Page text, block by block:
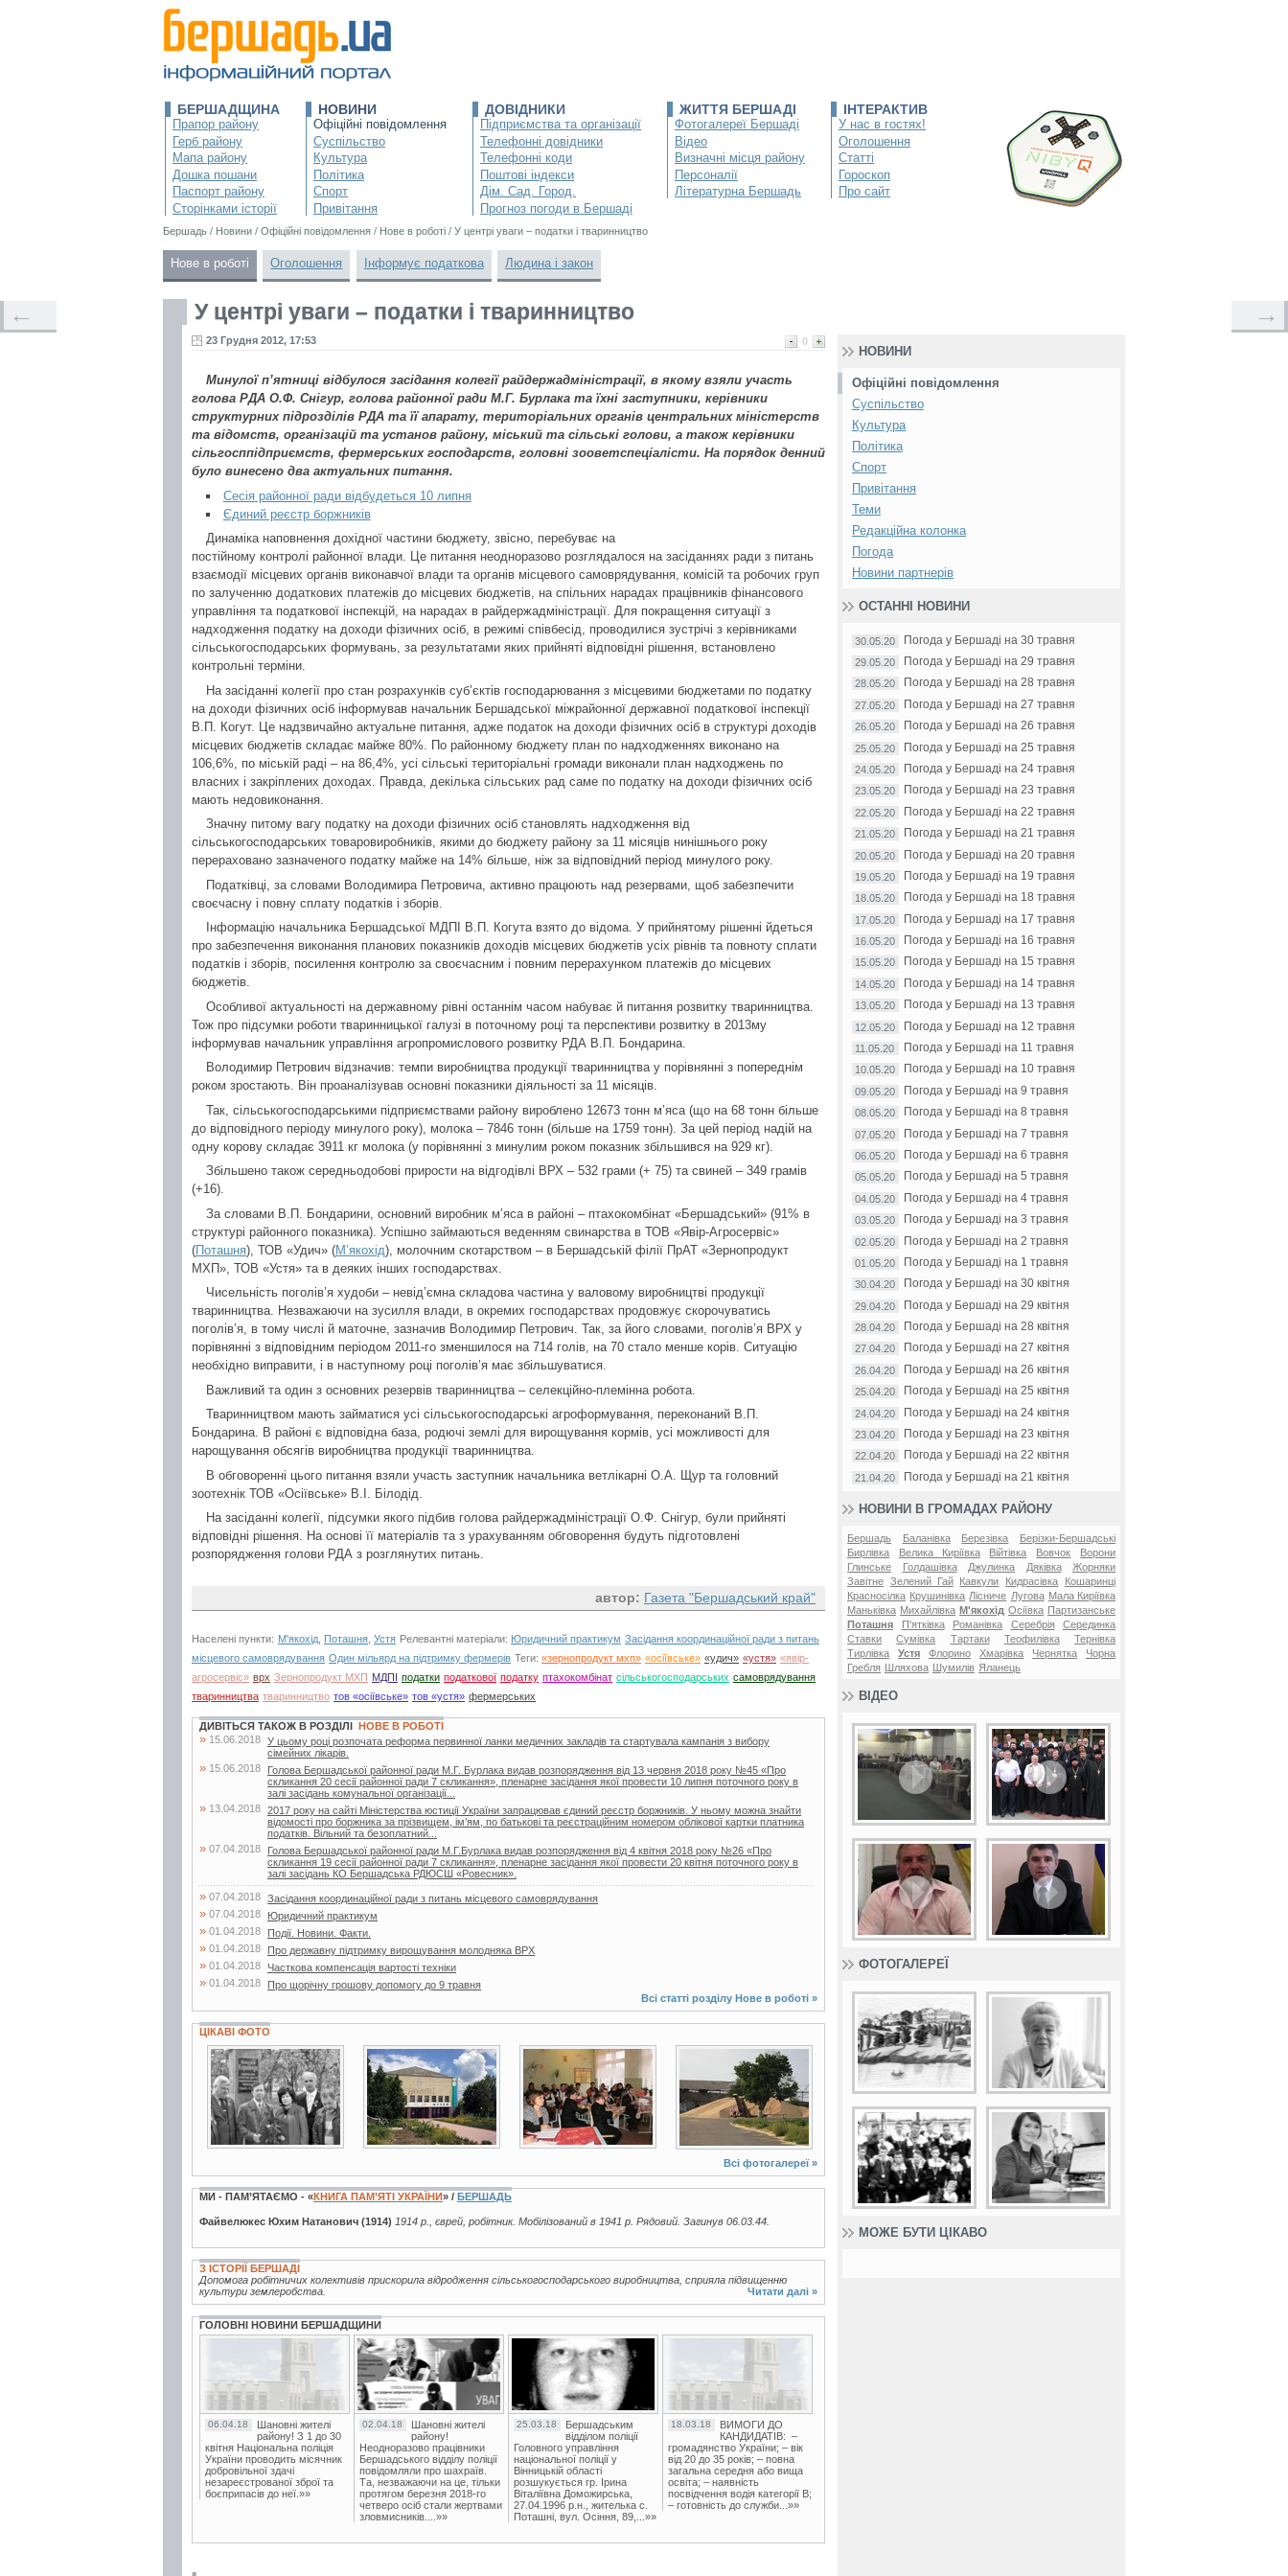
БЕРШАДЩИНА
Прапор району
Герб району
Мапа району
Дошка пошани
Паспорт району
Сторінками історії
НОВИНИ
Офіційні повідомлення
Суспільство
Культура
Політика
Спорт
Привітання
ДОВІДНИКИ
Підприємства та організації
Телефонні довідники
Телефонні коди
Поштові індекси
Дім. Сад. Город.
Прогноз погоди в Бершаді
ЖИТТЯ БЕРШАДІ
Фотогалереї Бершаді
Відео
Визначні місця району
Персоналії
Літературна Бершадь
ІНТЕРАКТИВ
У нас в гостях!
Оголошення
Статті
Гороскоп
Про сайт
Бершадь / Новини / Офіційні повідомлення / Нове в роботі / У центрі уваги – податки і тваринництво
Нове в роботі Оголошення Інформує податкова Людина і закон
У центрі уваги – податки і тваринництво
0
23 Грудня 2012, 17:53
Минулої п’ятниці відбулося засідання колегії райдержадміністрації, в якому взяли участь
голова РДА О.Ф. Снігур, голова районної ради М.Г. Бурлака та їхні заступники, керівники
структурних підрозділів РДА та її апарату, територіальних органів центральних міністерств
та відомств, організацій та установ району, міський та сільські голови, а також керівники
сільгосппідприємств, фермерських господарств, головні зооветспеціалісти. На порядок денний
було винесено два актуальних питання.
Сесія районної ради відбудеться 10 липня
Єдиний реєстр боржників
Динаміка наповнення дохідної частини бюджету, звісно, перебуває на
постійному контролі районної влади. Це питання неодноразово розглядалося на засіданнях ради з питань
взаємодії місцевих органів виконавчої влади та органів місцевого самоврядування, комісій та робочих груп
по залученню додаткових платежів до місцевих бюджетів, на спільних нарадах працівників фінансового
управління та податкової інспекцій, на нарадах в райдержадміністрації. Для покращення ситуації з
надходження податку на доходи фізичних осіб, в режимі співбесід, проводилися зустрічі з керівниками
сільськогосподарських формувань, за результатами яких прийняті відповідні рішення, встановлено
контрольні терміни.
На засіданні колегії про стан розрахунків суб’єктів господарювання з місцевими бюджетами по податку
на доходи фізичних осіб інформував начальник Бершадської міжрайонної державної податкової інспекції
В.П. Когут. Це надзвичайно актуальне питання, адже податок на доходи фізичних осіб в структурі доходів
місцевих бюджетів складає майже 80%. По районному бюджету план по надходженнях виконано на
106,6%, по міській раді – на 86,4%, усі сільські територіальні громади виконали план надходжень по
власних і закріплених доходах. Правда, декілька сільських рад саме по податку на доходи фізичних осіб
мають недовиконання.
Значну питому вагу податку на доходи фізичних осіб становлять надходження від
сільськогосподарських товаровиробників, якими до бюджету району за 11 місяців нинішнього року
перераховано зазначеного податку майже на 14% більше, ніж за відповідний період минулого року.
Податківці, за словами Володимира Петровича, активно працюють над резервами, щоб забезпечити
своєчасну і повну сплату податків і зборів.
Інформацію начальника Бершадської МДПІ В.П. Когута взято до відома. У прийнятому рішенні йдеться
про забезпечення виконання планових показників доходів місцевих бюджетів усіх рівнів та повноту сплати
податків і зборів, посилення контролю за своєчасним і повним перерахунком платежів до місцевих
бюджетів.
Особливої актуальності на державному рівні останнім часом набуває й питання розвитку тваринництва.
Тож про підсумки роботи тваринницької галузі в поточному році та перспективи розвитку в 2013му
інформував начальник управління агропромислового розвитку РДА В.П. Бондарина.
Володимир Петрович відзначив: темпи виробництва продукції тваринництва у порівнянні з попереднім
роком зростають. Він проаналізував основні показники діяльності за 11 місяців.
Так, сільськогосподарськими підприємствами району вироблено 12673 тонн м’яса (що на 68 тонн більше
до відповідного періоду минулого року), молока – 7846 тонн (більше на 1759 тонн). За цей період надій на
одну корову складає 3911 кг молока (у порівнянні з минулим роком показник збільшився на 929 кг).
Збільшено також середньодобові прирости на відгодівлі ВРХ – 532 грами (+ 75) та свиней – 349 грамів
(+16).
За словами В.П. Бондарини, основний виробник м’яса в районі – птахокомбінат «Бершадський» (91% в
структурі районного показника). Успішно займаються веденням свинарства в ТОВ «Явір-Агросервіс»
(Поташня), ТОВ «Удич» (М’якохід), молочним скотарством – в Бершадській філії ПрАТ «Зернопродукт
МХП», ТОВ «Устя» та в деяких інших господарствах.
Чисельність поголів’я худоби – невід’ємна складова частина у валовому виробництві продукції
тваринництва. Незважаючи на зусилля влади, в окремих господарствах продовжує скорочуватись
поголів’я, в тому числі й маточне, зазначив Володимир Петрович. Так, за його словами, поголів’я ВРХ у
порівнянні з відповідним періодом 2011-го зменшилося на 714 голів, на 70 стало менше корів. Ситуацію
необхідно виправити, і в наступному році поголів’я має збільшуватися.
Важливий та один з основних резервів тваринництва – селекційно-племінна робота.
Тваринництвом мають займатися усі сільськогосподарські агроформування, переконаний В.П.
Бондарина. В районі є відповідна база, родючі землі для вирощування кормів, усі можливості для
нарощування обсягів виробництва продукції тваринництва.
В обговоренні цього питання взяли участь заступник начальника ветлікарні О.А. Щур та головний
зоотехнік ТОВ «Осіївське» В.І. Білодід.
На засіданні колегії, підсумки якого підбив голова райдержадміністрації О.Ф. Снігур, були прийняті
відповідні рішення. На основі її матеріалів та з урахуванням обговорення будуть підготовлені
розпорядження голови РДА з розглянутих питань.
автор: Газета "Бершадський край"
Населені пункти: М'якохід Поташня Устя Релевантні матеріали: Юридичний практикум Засідання координаційної ради з питань
місцевого самоврядування Один мільярд на підтримку фермерів Теги: «зернопродукт мхп» «осіївське» «удич» «устя» «явір-
агросервіс» врх Зернопродукт МХП МДПІ податки податкової податку птахокомбінат сільськогосподарських самоврядування
тваринництва тваринництво тов «осіївське» тов «устя» фермерських
← →
ДИВІТЬСЯ ТАКОЖ В РОЗДІЛІ НОВЕ В РОБОТІ
» 15.06.2018 У цьому році розпочата реформа первинної ланки медичних закладів та стартувала кампанія з вибору
сімейних лікарів.
» 15.06.2018
Голова Бершадської районної ради М.Г. Бурлака видав розпорядження від 13 червня 2018 року №45 «Про
скликання 20 сесії районної ради 7 скликання», пленарне засідання якої провести 10 липня поточного року в
залі засідань комунальної організації...
» 13.04.2018 2017 року на сайті Міністерства юстиції України запрацював єдиний реєстр боржників. У ньому можна знайти
відомості про боржника за прізвищем, ім’ям, по батькові та реєстраційним номером облікової картки платника
податків. Вільний та безоплатний...
» 07.04.2018
Голова Бершадської районної ради М.Г.Бурлака видав розпорядження від 4 квітня 2018 року №26 «Про
скликання 19 сесії районної ради 7 скликання», пленарне засідання якої провести 20 квітня поточного року в
залі засідань КО Бершадська РДЮСШ «Ровесник».
» 07.04.2018 Засідання координаційної ради з питань місцевого самоврядування
» 07.04.2018 Юридичний практикум
» 01.04.2018 Події. Новини. Факти.
» 01.04.2018 Про державну підтримку вирощування молодняка ВРХ
» 01.04.2018 Часткова компенсація вартості техніки
» 01.04.2018
Про щорічну грошову допомогу до 9 травня
Всі статті розділу Нове в роботі »
ЦІКАВІ ФОТО
2 фото 7 фото 3 фото
Всі фотогалереї »
МИ - ПАМ’ЯТАЄМО - «КНИГА ПАМ’ЯТІ УКРАЇНИ» / БЕРШАДЬ
Файвелюкес Юхим Натанович (1914) 1914 р., єврей, робітник. Мобілізований в 1941 р. Рядовий. Загинув 06.03.44.
З ІСТОРІЇ БЕРШАДІ
Допомога робітничих колективів прискорила відродження сільськогосподарського виробництва, сприяла підвищенню
культури землеробства.
Читати далі »
ГОЛОВНІ НОВИНИ БЕРШАДЩИНИ
06.04.18
Шановні жителі
району! З 1 до 30
квітня Національна поліція
України проводить місячник
добровільної здачі
незареєстрованої зброї та
боєприпасів до неї.»»
02.04.18
Шановні жителі
району!
Неодноразово працівники
Бершадського відділу поліції
повідомляли про шахраїв.
Та, незважаючи на це, тільки
протягом березня 2018-го
четверо осіб стали жертвами
зловмисників....»»
25.03.18
Бершадським
відділом поліції
Головного управління
національної поліції у
Вінницькій області
розшукується гр. Ірина
Віталіївна Доможирська,
27.04.1996 р.н., жителька с.
Поташні, вул. Осіння, 89,...»»
18.03.18
ВИМОГИ ДО
КАНДИДАТІВ: –
громадянство України; – вік
від 20 до 35 років; – повна
загальна середня або вища
освіта; – наявність
посвідчення водія категорії В;
– готовність до служби...»»
НОВИНИ
Офіційні повідомлення
Суспільство
Культура
Політика
Спорт
Привітання
Теми
Редакційна колонка
Погода
Новини партнерів
ОСТАННІ НОВИНИ
30.05.20 Погода у Бершаді на 30 травня
29.05.20 Погода у Бершаді на 29 травня
28.05.20 Погода у Бершаді на 28 травня
27.05.20 Погода у Бершаді на 27 травня
26.05.20 Погода у Бершаді на 26 травня
25.05.20 Погода у Бершаді на 25 травня
24.05.20 Погода у Бершаді на 24 травня
23.05.20 Погода у Бершаді на 23 травня
22.05.20 Погода у Бершаді на 22 травня
21.05.20 Погода у Бершаді на 21 травня
20.05.20 Погода у Бершаді на 20 травня
19.05.20 Погода у Бершаді на 19 травня
18.05.20 Погода у Бершаді на 18 травня
17.05.20 Погода у Бершаді на 17 травня
16.05.20 Погода у Бершаді на 16 травня
15.05.20 Погода у Бершаді на 15 травня
14.05.20 Погода у Бершаді на 14 травня
13.05.20 Погода у Бершаді на 13 травня
12.05.20 Погода у Бершаді на 12 травня
11.05.20 Погода у Бершаді на 11 травня
10.05.20 Погода у Бершаді на 10 травня
09.05.20 Погода у Бершаді на 9 травня
08.05.20 Погода у Бершаді на 8 травня
07.05.20 Погода у Бершаді на 7 травня
06.05.20 Погода у Бершаді на 6 травня
05.05.20 Погода у Бершаді на 5 травня
04.05.20 Погода у Бершаді на 4 травня
03.05.20 Погода у Бершаді на 3 травня
02.05.20 Погода у Бершаді на 2 травня
01.05.20 Погода у Бершаді на 1 травня
30.04.20 Погода у Бершаді на 30 квітня
29.04.20 Погода у Бершаді на 29 квітня
28.04.20 Погода у Бершаді на 28 квітня
27.04.20 Погода у Бершаді на 27 квітня
26.04.20 Погода у Бершаді на 26 квітня
25.04.20 Погода у Бершаді на 25 квітня
24.04.20 Погода у Бершаді на 24 квітня
23.04.20 Погода у Бершаді на 23 квітня
22.04.20 Погода у Бершаді на 22 квітня
21.04.20 Погода у Бершаді на 21 квітня
НОВИНИ В ГРОМАДАХ РАЙОНУ
Бершадь Баланівка Березівка
Берізки-Бершадські
Бирлівка
Велика Киріївка Війтівка Вовчок
Ворони
Глинське
Голдашівка Джулинка Дяківка
Жорняки
Завітне Зелений Гай Кавкули Кидрасівка
Кошаринці
Красносілка Крушинівка Лісниче Лугова Мала Киріївка
Маньківка Михайлівка М'якохід Осіївка Партизанське
Поташня
П'ятківка Романівка Серебрія
Серединка
Ставки
Сумівка Тартаки Теофилівка
Тернівка
Тирлівка
Устя Флорино Хмарівка Чернятка
Чорна
Гребля
Шляхова Шумилів Яланець
ВІДЕО
ФОТОГАЛЕРЕЇ
МОЖЕ БУТИ ЦІКАВО